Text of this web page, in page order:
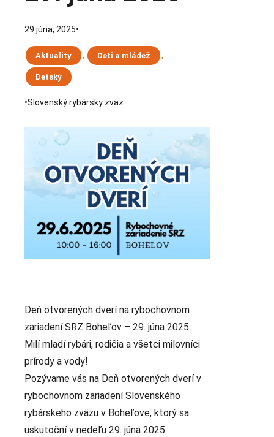
29 júna, 2025•
Aktuality , Deti a mládež ,
Detský
•Slovenský rybársky zväz
Deň otvorených dverí na rybochovnom
zariadení SRZ Boheľov – 29. júna 2025
Milí mladí rybári, rodičia a všetci milovníci
prírody a vody!
Pozývame vás na Deň otvorených dverí v
rybochovnom zariadení Slovenského
rybárskeho zväzu v Boheľove, ktorý sa
uskutoční v nedeľu 29. júna 2025.